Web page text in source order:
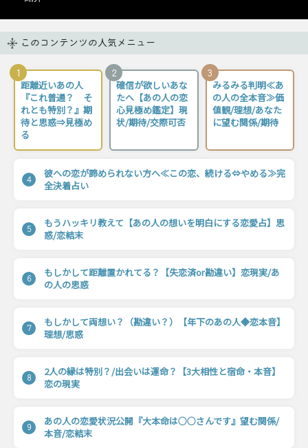
このコンテンツの人気メニュー
1
距離近いあの人
『これ普通？ そ
れとも特別？』期
待と思惑⇒見極め
る
2
確信が欲しいあな
たへ【あの人の恋
心見極め鑑定】現
状/期待/交際可否
3
みるみる判明≪あ
の人の全本音≫価
値観/理想/あなた
に望む関係/期待
4
彼への恋が諦められない方へ≪この恋、続ける⇔やめる≫完
全決着占い
5
もうハッキリ教えて【あの人の想いを明白にする恋愛占】思
惑/恋結末
6
もしかして距離置かれてる？【失恋済or勘違い】恋現実/あ
の人の思惑
7
もしかして両想い？（勘違い？）【年下のあの人◆恋本音】
理想/思惑
8
2人の縁は特別？/出会いは運命？【3大相性と宿命・本音】
恋の現実
9
あの人の恋愛状況公開『大本命は○○さんです』望む関係/
本音/恋結末